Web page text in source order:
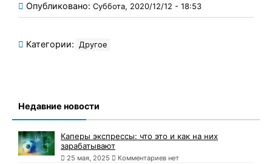
Опубликовано: Суббота, 2020/12/12 - 18:53
Категории: Другое
Недавние новости
Каперы экспрессы: что это и как на них
зарабатывают
25 мая, 2025 Комментариев нет